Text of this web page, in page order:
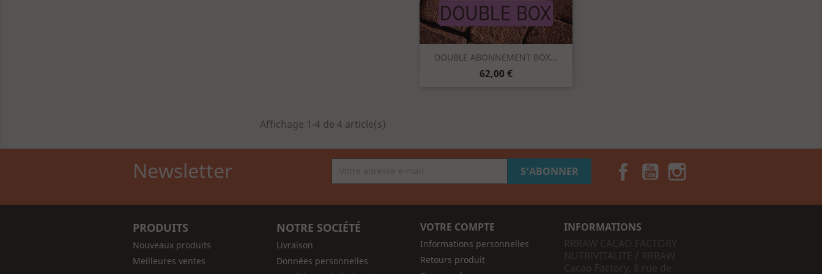
DOUBLE ABONNEMENT BOX...
Prix
62,00 €
 Aperçu rapide
Affichage 1-4 de 4 article(s)
Newsletter FacebookYouTube
PRODUITS
Nouveaux produits
Meilleures ventes
NOTRE SOCIÉTÉ
Livraison
Données personnelles
VOTRE COMPTE
Informations personnelles
Retours produit
INFORMATIONS